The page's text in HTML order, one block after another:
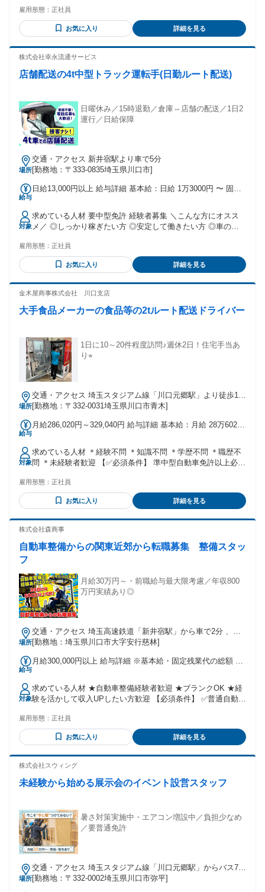
ある仕事がしたい方
雇用形態： 正社員
お気に入り 詳細を見る
株式会社幸永流通サービス
店舗配送の4t中型トラック運転手(日勤ルート配送)
日曜休み／15時退勤／倉庫⇔店舗の配送／1日2
運行／日給保障
場所
交通・アクセス 新井宿駅より車で5分
[勤務地：〒333-0835埼玉県川口市]
給与
日給13,000円以上 給与詳細 基本給：日給 1万3000円 〜 固定
勤・家族手当金額：なし 全員に一律で支払われるその他手当
金額：なし ※早く終わった日も日給保障！
対象
求めている人材 要中型免許 経験者募集 ＼こんな方にオスス
メ／ ◎しっかり稼ぎたい方 ◎安定して働きたい方 ◎車の運
がしたい方
雇用形態： 正社員
お気に入り 詳細を見る
金木屋商事株式会社 川口支店
大手食品メーカーの食品等の2tルート配送ドライバー
1日に10～20件程度訪問♪週休2日！住宅手当あ
り⭐︎
場所
交通・アクセス 埼玉スタジアム線「川口元郷駅」より徒歩17
分
[勤務地：〒332-0031埼玉県川口市青木]
給与
月給286,020円～329,040円 給与詳細 基本給：月給 28万6020
で支払われる通勤・皆勤・家族手当金額：あり 全員に一律で
支払われるその他手当金額：なし ※年2回賞与含む（業績連
動） ※別途、各種手当の支給あり 【給与の説明】 ◆繁忙期
「5月～10月」 月給32万9040円（固定残業60h分含む、超過
分含む、超過別） ※給与に住宅手当3万円、家族手当1.5万円
を含む ※現在、人事制度改革を進行中で、より働き甲斐のあ
る制度の導入を目指しています
対象
求めている人材 ＊経験不問 ＊知識不問 ＊学歴不問 ＊職歴不
問 ＊未経験者歓迎 【✅必須条件】 準中型自動車免許以上必須
支障のない ビジネスレベルの日本語能力 【✅歓迎条件】 2～
4tトラックの運転経験者 年齢の条件と理由：あり（例外事由3
号のイ・45歳未満（長期勤続によるキャリア形成のため））
雇用形態： 正社員
お気に入り 詳細を見る
株式会社森商事
自動車整備からの関東近郊から転職募集 整備スタッ
フ
月給30万円～・前職給与最大限考慮／年収800
万円実績あり◎
場所
交通・アクセス 埼玉高速鉄道「新井宿駅」から車で2分 、埼
玉高速鉄道「南鳩ヶ谷駅」から車で12分 、武蔵野線「東川口
[勤務地：埼玉県川口市大字安行慈林]
給与
月給300,000円以上 給与詳細 ※基本給・固定残業代の総額 基
3350円（固定残業時間：1ヶ月あたり30時間） 固定残業時間
を超えた勤務時間については別途残業代を支給する 【一律手
当】 全員に一律で支払われる通勤・皆勤・家族手当金額：な
し 全員に一律で支払われるその他手当金額：なし ※給与はこ
給与も最大限考慮します ・昇給あり（随時） ・賞与あり （2
回/年：2ヶ月分） 【 手当 】 ・残業代別途支給 ・能力給手当
・職務手当 ・深夜手当 など
対象
求めている人材 ★自動車整備経験者歓迎 ★ブランクOK ★経
験を活かして収入UPしたい方歓迎 【必須条件】 ✅普通自動車
士 ✅自動車整備士資格 ✅ディーラーでの整備経験 ✅整備工場
での勤務経験 ✅大型車、トラック整備経験 ✅建機、重機整備
した会社で長く働きたい方 ・将来的に管理職を目指したい方
雇用形態： 正社員
お気に入り 詳細を見る
株式会社スウィング
未経験から始める展示会のイベント設営スタッフ
暑さ対策実施中・エアコン増設中／負担少なめ
／要普通免許
場所
交通・アクセス 埼玉スタジアム線「川口元郷駅」からバス7
分、【バス停／朝日六丁目】から徒歩3分
[勤務地：〒332-0002埼玉県川口市弥平]